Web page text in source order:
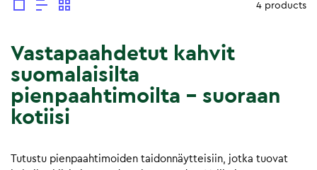
4 products
Vastapaahdetut kahvit
suomalaisilta
pienpaahtimoilta – suoraan
kotiisi
Tutustu pienpaahtimoiden taidonnäytteisiin, jotka tuovat